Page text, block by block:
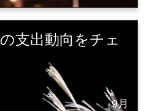
支出動向をチェ
9月